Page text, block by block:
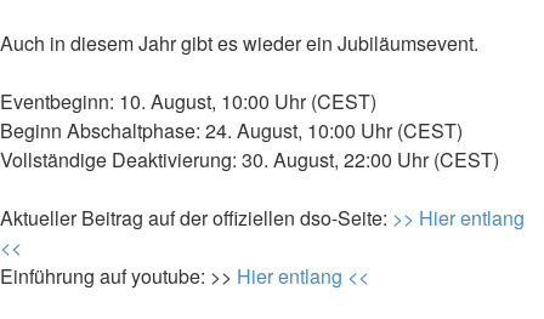
Auch in diesem Jahr gibt es wieder ein Jubiläumsevent.
Eventbeginn: 10. August, 10:00 Uhr (CEST)
Beginn Abschaltphase: 24. August, 10:00 Uhr (CEST)
Vollständige Deaktivierung: 30. August, 22:00 Uhr (CEST)
Aktueller Beitrag auf der offiziellen dso-Seite: >> Hier entlang
<<
Einführung auf youtube: >> Hier entlang <<